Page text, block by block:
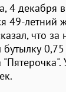
4 декабря
49-летний
что за